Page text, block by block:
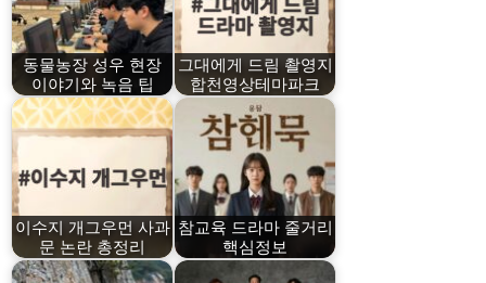
동물농장 성우 현장
이야기와 녹음 팁
그대에게 드림 촬영지
합천영상테마파크
이수지 개그우먼 사과
문 논란 총정리
참교육 드라마 줄거리
핵심정보